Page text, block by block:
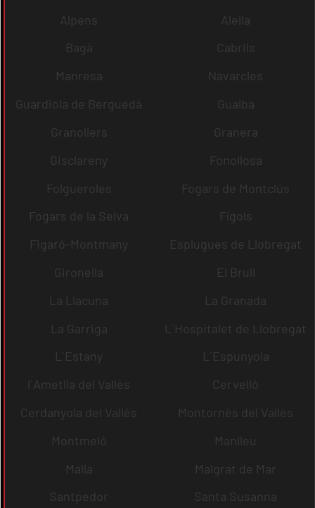
Alpens
Alella
Bagà
Cabrils
Manresa
Navarcles
Guardiola de Berguedà
Gualba
Granollers
Granera
Gisclareny
Fonollosa
Folgueroles
Fogars de Montclús
Fogars de la Selva
Fígols
Figaró-Montmany
Esplugues de Llobregat
Gironella
El Brull
La Llacuna
La Granada
La Garriga
L´Hospitalet de Llobregat
L´Estany
L´Espunyola
l´Ametlla del Vallès
Cervelló
Cerdanyola del Vallès
Montornès del Vallès
Montmeló
Manlleu
Malla
Malgrat de Mar
Santpedor
Santa Susanna